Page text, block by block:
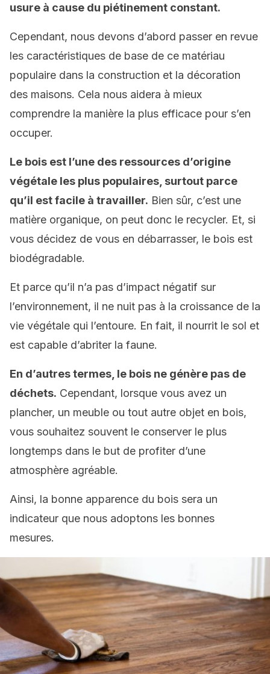
usure à cause du piétinement constant.
Cependant, nous devons d’abord passer en revue
les caractéristiques de base de ce matériau
populaire dans la construction et la décoration
des maisons. Cela nous aidera à mieux
comprendre la manière la plus efficace pour s’en
occuper.
Le bois est l’une des ressources d’origine
végétale les plus populaires, surtout parce
qu’il est facile à travailler. Bien sûr, c’est une
matière organique, on peut donc le recycler. Et, si
vous décidez de vous en débarrasser, le bois est
biodégradable.
Et parce qu’il n’a pas d’impact négatif sur
l’environnement, il ne nuit pas à la croissance de la
vie végétale qui l’entoure. En fait, il nourrit le sol et
est capable d’abriter la faune.
En d’autres termes, le bois ne génère pas de
déchets. Cependant, lorsque vous avez un
plancher, un meuble ou tout autre objet en bois,
vous souhaitez souvent le conserver le plus
longtemps dans le but de profiter d’une
atmosphère agréable.
Ainsi, la bonne apparence du bois sera un
indicateur que nous adoptons les bonnes
mesures.